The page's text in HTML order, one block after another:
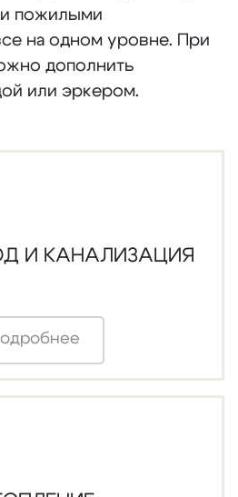
пожилыми
на одном уровне. При
дополнить
или эркером.
И КАНАЛИЗАЦИЯ